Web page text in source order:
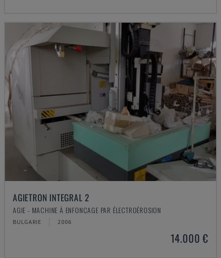
AGIETRON INTEGRAL 2
AGIE - MACHINE À ENFONÇAGE PAR ÉLECTROÉROSION
BULGARIE 2006
14.000 €